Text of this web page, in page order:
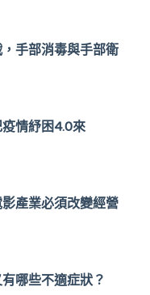
手部消毒與手部衛
情紓困4.0來
產業必須改變經營
哪些不適症狀？